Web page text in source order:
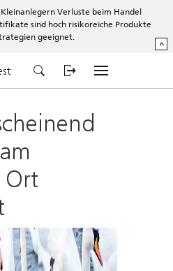
Verluste beim Handel
sind hoch risikoreiche Produkte
geeignet.
^
Ort